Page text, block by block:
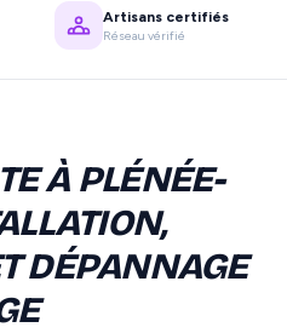
Artisans certifiés
Réseau vérifié
À PLÉNÉE-
DÉPANNAGE